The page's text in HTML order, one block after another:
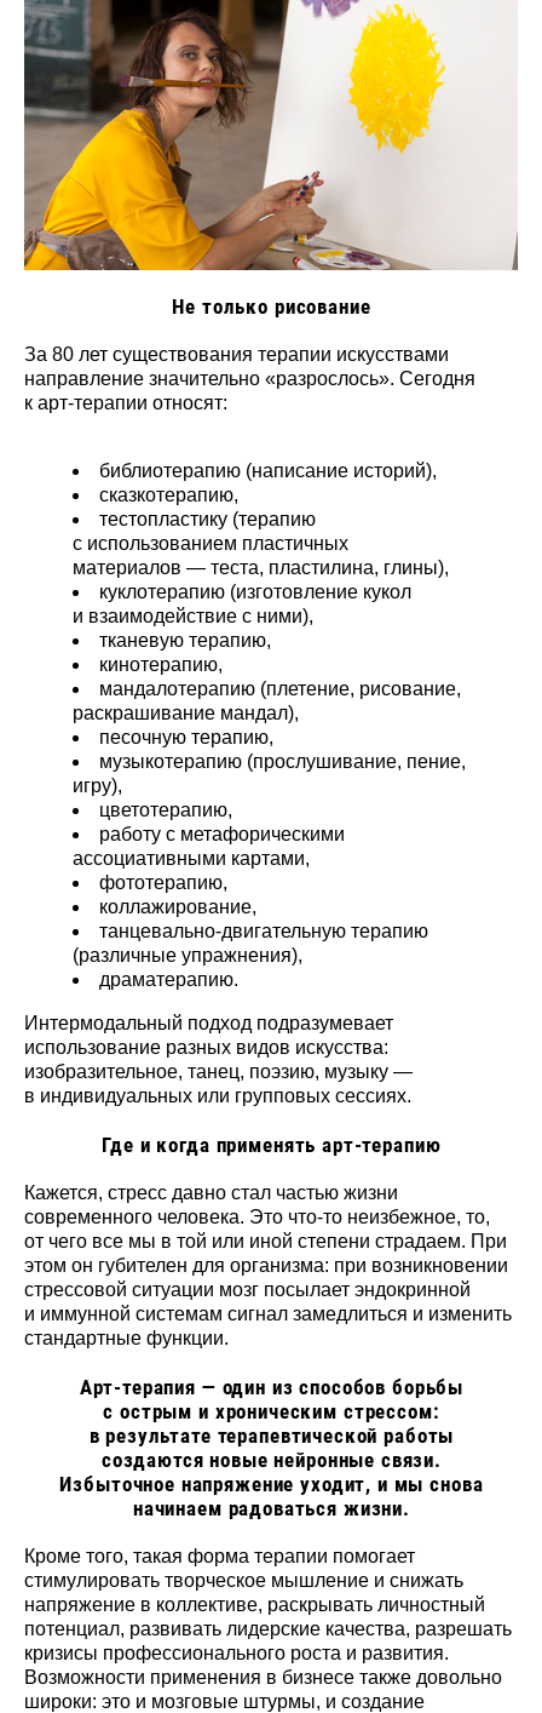
Не только рисование
За 80 лет существования терапии искусствами
направление значительно «разрослось». Сегодня
к арт-терапии относят:
библиотерапию (написание историй),
сказкотерапию,
тестопластику (терапию
с использованием пластичных
материалов — теста, пластилина, глины),
куклотерапию (изготовление кукол
и взаимодействие с ними),
тканевую терапию,
кинотерапию,
мандалотерапию (плетение, рисование,
раскрашивание мандал),
песочную терапию,
музыкотерапию (прослушивание, пение,
игру),
цветотерапию,
работу с метафорическими
ассоциативными картами,
фототерапию,
коллажирование,
танцевально-двигательную терапию
(различные упражнения),
драматерапию.
Интермодальный подход подразумевает
использование разных видов искусства:
изобразительное, танец, поэзию, музыку —
в индивидуальных или групповых сессиях.
Где и когда применять арт-терапию
Кажется, стресс давно стал частью жизни
современного человека. Это что-то неизбежное, то,
от чего все мы в той или иной степени страдаем. При
этом он губителен для организма: при возникновении
стрессовой ситуации мозг посылает эндокринной
и иммунной системам сигнал замедлиться и изменить
стандартные функции.
Арт-терапия — один из способов борьбы
с острым и хроническим стрессом:
в результате терапевтической работы
создаются новые нейронные связи.
Избыточное напряжение уходит, и мы снова
начинаем радоваться жизни.
Кроме того, такая форма терапии помогает
стимулировать творческое мышление и снижать
напряжение в коллективе, раскрывать личностный
потенциал, развивать лидерские качества, разрешать
кризисы профессионального роста и развития.
Возможности применения в бизнесе также довольно
широки: это и мозговые штурмы, и создание